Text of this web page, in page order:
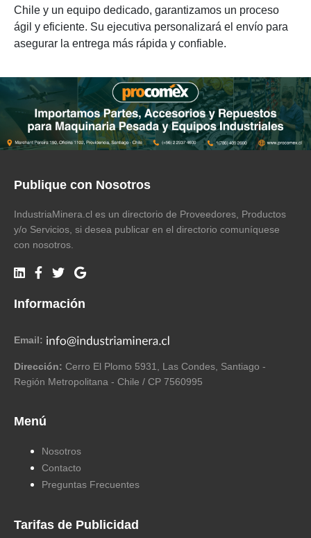
Chile y un equipo dedicado, garantizamos un proceso
ágil y eficiente. Su ejecutiva personalizará el envío para
asegurar la entrega más rápida y confiable.
Publique con Nosotros
IndustriaMinera.cl es un directorio de Proveedores, Productos
y/o Servicios, si desea publicar en el directorio comuníquese
con nosotros.
Información
Email:
Dirección: Cerro El Plomo 5931, Las Condes, Santiago -
Región Metropolitana - Chile / CP 7560995
Menú
Nosotros
Contacto
Preguntas Frecuentes
Tarifas de Publicidad